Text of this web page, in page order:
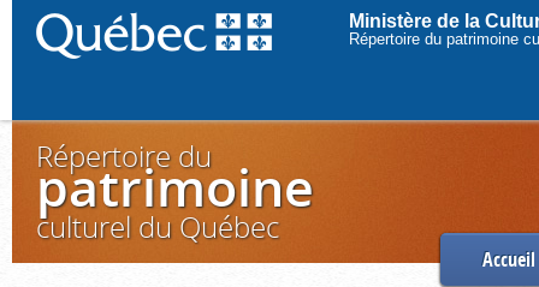
Ministère de la
Répertoire du patrimoine
Répertoire du
patrimoine
culturel du Québec
Accueil